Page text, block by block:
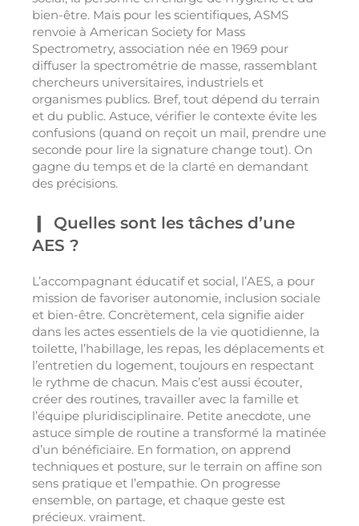
bien-être. Mais pour les scientifiques, ASMS
renvoie à American Society for Mass
Spectrometry, association née en 1969 pour
diffuser la spectrométrie de masse, rassemblant
chercheurs universitaires, industriels et
organismes publics. Bref, tout dépend du terrain
et du public. Astuce, vérifier le contexte évite les
confusions (quand on reçoit un mail, prendre une
seconde pour lire la signature change tout). On
gagne du temps et de la clarté en demandant
des précisions.
Quelles sont les tâches d’une
AES ?
L’accompagnant éducatif et social, l’AES, a pour
mission de favoriser autonomie, inclusion sociale
et bien-être. Concrètement, cela signifie aider
dans les actes essentiels de la vie quotidienne, la
toilette, l’habillage, les repas, les déplacements et
l’entretien du logement, toujours en respectant
le rythme de chacun. Mais c’est aussi écouter,
créer des routines, travailler avec la famille et
l’équipe pluridisciplinaire. Petite anecdote, une
astuce simple de routine a transformé la matinée
d’un bénéficiaire. En formation, on apprend
techniques et posture, sur le terrain on affine son
sens pratique et l’empathie. On progresse
ensemble, on partage, et chaque geste est
précieux. vraiment.